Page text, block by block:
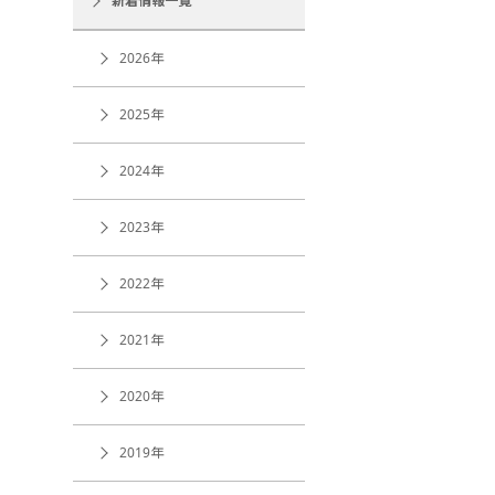
2026年
2025年
2024年
2023年
2022年
2021年
2020年
2019年